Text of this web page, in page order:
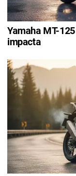
Yamaha MT-
impacta